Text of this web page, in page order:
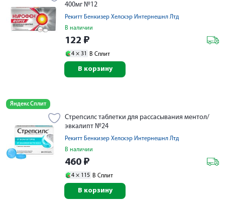
400мг №12
Рекитт Бенкизер Хелскэр Интернешнл Лтд
В наличии
122 ₽
4 × 31 В Сплит
В корзину
Яндекс Сплит
Стрепсилс таблетки для рассасывания ментол/
эвкалипт №24
Рекитт Бенкизер Хелскэр Интернешнл Лтд
В наличии
460 ₽
4 × 115 В Сплит
В корзину